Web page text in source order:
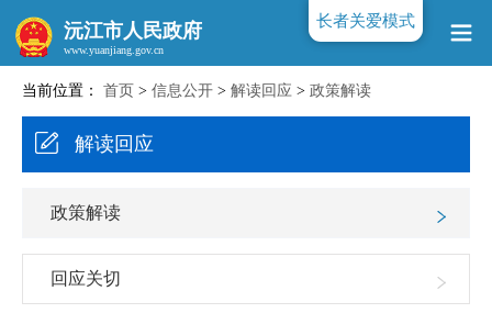
沅江市人民政府
www.yuanjiang.gov.cn
当前位置： 首页 > 信息公开 > 解读回应 > 政策解读
解读回应
政策解读
回应关切
长者关爱模式